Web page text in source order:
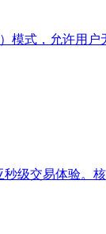
式，允许用
级交易体验